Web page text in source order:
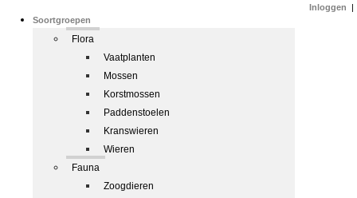
Soortgroepen
Flora
Vaatplanten
Mossen
Korstmossen
Paddenstoelen
Kranswieren
Wieren
Fauna
Zoogdieren
Inloggen |